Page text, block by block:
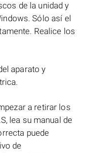
de la unidad y
Sólo así el
Realice los
aparato y
a retirar los
lea su manual de
puede
de